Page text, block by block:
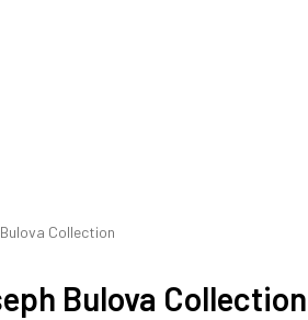
Collection
Bulova Collection